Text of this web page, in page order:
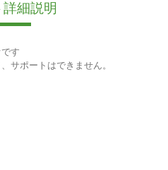
詳細説明
す
サポートはできません。